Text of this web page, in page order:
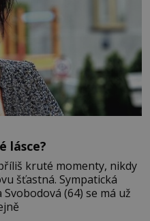
lásce?
kruté momenty, nikdy
Sympatická
(64) se má už